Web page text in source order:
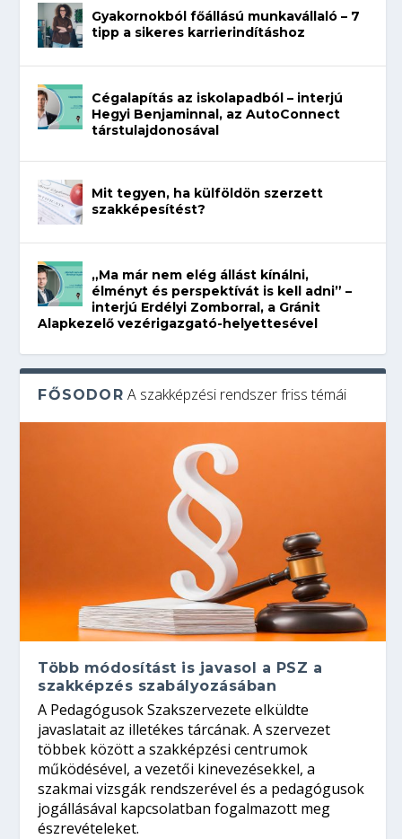
Gyakornokból főállású munkavállaló – 7
tipp a sikeres karrierindításhoz
Cégalapítás az iskolapadból – interjú
Hegyi Benjaminnal, az AutoConnect
társtulajdonosával
Mit tegyen, ha külföldön szerzett
szakképesítést?
„Ma már nem elég állást kínálni,
élményt és perspektívát is kell adni” –
interjú Erdélyi Zomborral, a Gránit
Alapkezelő vezérigazgató-helyettesével
FŐSODOR A szakképzési rendszer friss témái
Több módosítást is javasol a PSZ a
szakképzés szabályozásában
A Pedagógusok Szakszervezete elküldte
javaslatait az illetékes tárcának. A szervezet
többek között a szakképzési centrumok
működésével, a vezetői kinevezésekkel, a
szakmai vizsgák rendszerével és a pedagógusok
jogállásával kapcsolatban fogalmazott meg
észrevételeket.